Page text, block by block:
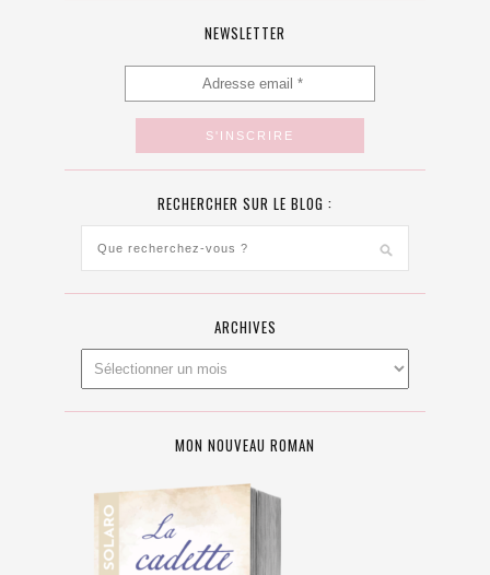
NEWSLETTER
RECHERCHER SUR LE BLOG :
ARCHIVES
MON NOUVEAU ROMAN